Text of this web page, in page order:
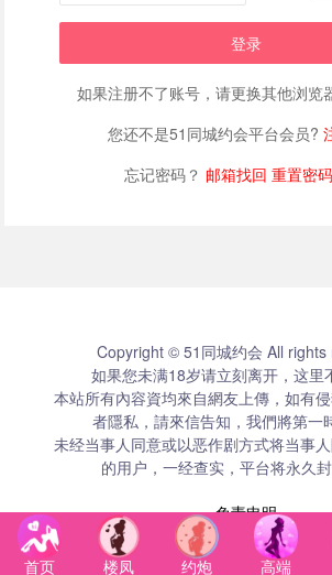
首页 楼凤 约炮 高端
如果注册不了账号，请更换其他浏览
您还不是51同城约会平台会员?
忘记密码？ 邮箱找回 重置密
Copyright © 51同城约会 All rights
如果您未满18岁请立刻离开，这里
本站所有內容資均來自網友上傳，如有
者隱私，請來信告知，我們將第一
未经当事人同意或以恶作剧方式将当事
的用户，一经查实，平台将永久封
免责申明